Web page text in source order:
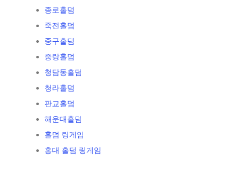
종로홀덤
죽전홀덤
중구홀덤
중랑홀덤
청담동홀덤
청라홀덤
판교홀덤
해운대홀덤
홀덤 링게임
홍대 홀덤 링게임